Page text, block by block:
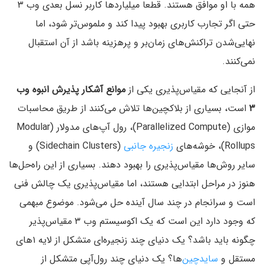
همه با او موافق هستند. قطعا میلیاردها کاربر نسل بعدی وب ۳
حتی اگر تجارب کاربری بهبود پیدا کند و ملموس‌تر شود، اما
نهایی‌شدن تراکنش‌های زمان‌بر و پر‌هزینه باشد از آن استقبال
نمی‌کنند.
از آنجایی که مقیاس‌پذیری یکی از موانع آشکار پذیرش انبوه وب
۳ است، بسیاری از بلاکچین‌ها تلاش می‌کنند از طریق محاسبات
موازی (Parallelized Compute)، رول آپ‌های مدولار (Modular
Rollups)، خوشه‌های
زنجیره جانبی
(Sidechain Clusters) و
سایر روش‌ها مقیاس‌پذیری را بهبود دهند. بسیاری از این راه‌حل‌ها
هنوز در مراحل ابتدایی هستند، اما مقیاس‌پذیری یک چالش فنی
است و سرانجام در چند سال آینده حل می‌شود. موضوع مبهمی
که وجود دارد این است که یک اکوسیستم وب ۳ مقیاس‌پذیر
چگونه باید باشد؟ یک دنیای چند زنجیره‌ای متشکل از لایه ۱های
مستقل و سایدچین‌ها؟ یک دنیای چند رول‌آپی متشکل از